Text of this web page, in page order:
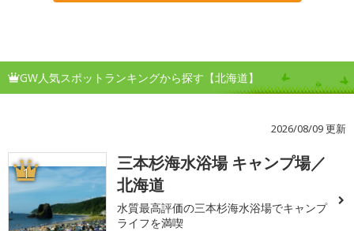
GW人気スポットランキングから探す【北海道】
2026/08/09 更新
1
三本杉海水浴場 キャンプ場／
北海道
水質最高評価の三本杉海水浴場でキャンプ
ライフを満喫